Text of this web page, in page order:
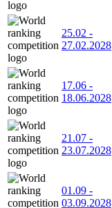
25.02 -
27.02.2028
17.06 -
18.06.2028
21.07 -
23.07.2028
01.09 -
03.09.2028